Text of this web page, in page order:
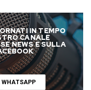
IN TEMPO
CANALE
NEWS E SULLA
WHATSAPP